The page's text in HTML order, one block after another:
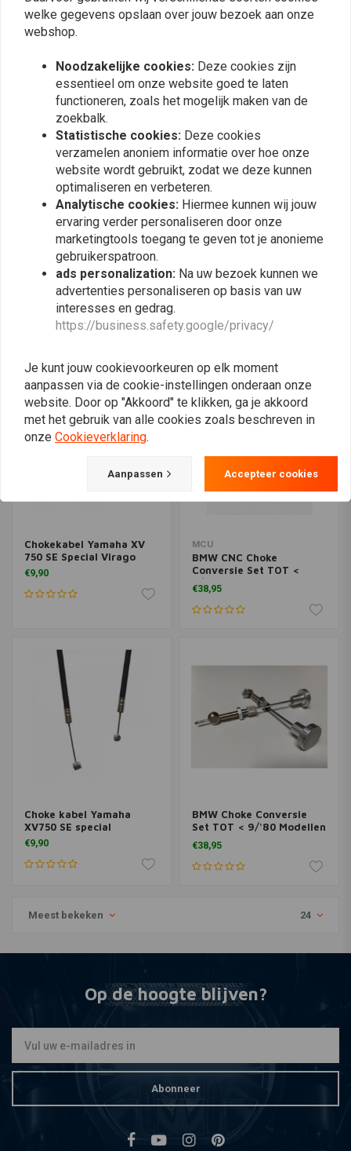
Chokekabel BMW R80
€12,60 €16,34
Honda Cx500 koppeling
Choke kabel links slide
carburateur twee-kabel-
R 60/5, R 60/6, R 60/7
€17,24
Chokekabel Yamaha XV
750 SE Special Virago
€9,90
MCU
BMW CNC Choke
Conversie Set TOT <
9/'80 Modellen
€38,95
Choke kabel Yamaha
XV750 SE special
€9,90
BMW Choke Conversie
Set TOT < 9/'80 Modellen
- Aluminium
€38,95
Meest bekeken 24
Op de hoogte blijven?
Abonneer
welke gegevens opslaan over jouw bezoek aan onze
webshop.
Noodzakelijke cookies: Deze cookies zijn
essentieel om onze website goed te laten
functioneren, zoals het mogelijk maken van de
zoekbalk.
Statistische cookies: Deze cookies
verzamelen anoniem informatie over hoe onze
website wordt gebruikt, zodat we deze kunnen
optimaliseren en verbeteren.
Analytische cookies: Hiermee kunnen wij jouw
ervaring verder personaliseren door onze
marketingtools toegang te geven tot je anonieme
gebruikerspatroon.
ads personalization: Na uw bezoek kunnen we
advertenties personaliseren op basis van uw
interesses en gedrag.
https://business.safety.google/privacy/
Je kunt jouw cookievoorkeuren op elk moment
aanpassen via de cookie-instellingen onderaan onze
website. Door op "Akkoord" te klikken, ga je akkoord
met het gebruik van alle cookies zoals beschreven in
onze Cookieverklaring.
Aanpassen Accepteer cookies